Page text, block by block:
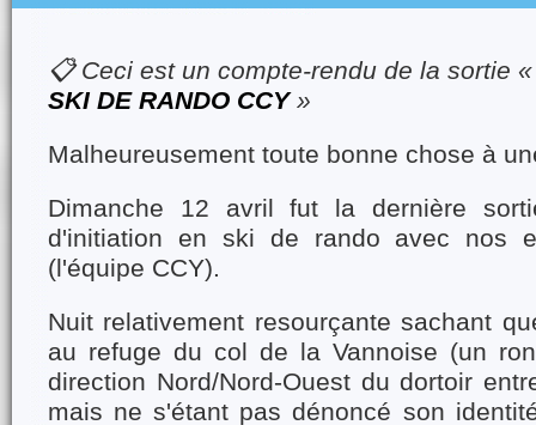
📋 Ceci est un compte-rendu de la sortie
SKI DE RANDO CCY»
Malheureusement toute bonne chose à
Dimanche 12 avril fut la dernière
d'initiation en ski de rando avec nos
(l'équipe CCY).
Nuit relativement resourçante sachant
au refuge du col de la Vannoise (un
direction Nord/Nord-Ouest du dortoir
mais ne s'étant pas dénoncé son